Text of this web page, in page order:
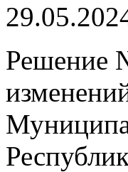
Решение